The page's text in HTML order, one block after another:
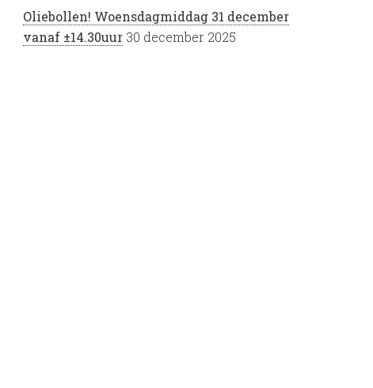
Oliebollen! Woensdagmiddag 31 december
vanaf ±14.30uur 30 december 2025